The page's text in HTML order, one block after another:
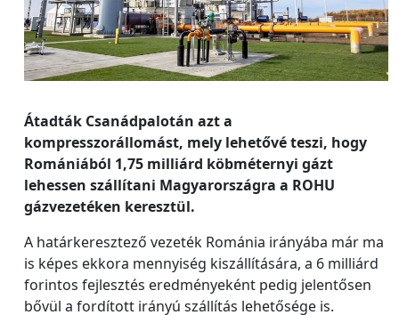
Átadták Csanádpalotán azt a
kompresszorállomást, mely lehetővé teszi, hogy
Romániából 1,75 milliárd köbméternyi gázt
lehessen szállítani Magyarországra a ROHU
gázvezetéken keresztül.
A határkeresztező vezeték Románia irányába már ma
is képes ekkora mennyiség kiszállítására, a 6 milliárd
forintos fejlesztés eredményeként pedig jelentősen
bővül a fordított irányú szállítás lehetősége is.